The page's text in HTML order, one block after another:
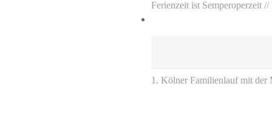
Ferienzeit ist Semperoperzeit
1. Kölner Familienlauf mit der